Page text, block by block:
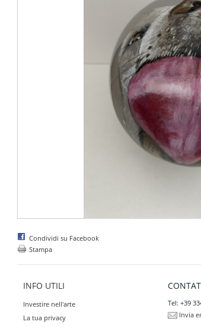
Condividi su Facebook
Stampa
INFO UTILI
Investire nell'arte
La tua privacy
Tel: +39
Invia